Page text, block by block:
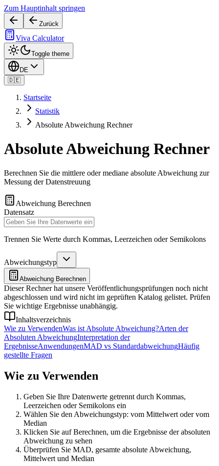
Zum Hauptinhalt springen
Zurück
Viva Calculator
Toggle theme
DE
🇩🇪
Startseite
Statistik
Absolute Abweichung Rechner
Absolute Abweichung Rechner
Berechnen Sie die mittlere oder mediane absolute Abweichung zur
Messung der Datenstreuung
Abweichung Berechnen
Datensatz
Trennen Sie Werte durch Kommas, Leerzeichen oder Semikolons
Abweichungstyp
Abweichung Berechnen
Dieser Rechner hat unsere Veröffentlichungsprüfungen noch nicht
abgeschlossen und wird nicht im geprüften Katalog gelistet. Prüfen
Sie wichtige Ergebnisse unabhängig.
Inhaltsverzeichnis
Wie zu VerwendenWas ist Absolute Abweichung?Arten der
Absoluten AbweichungInterpretation der
ErgebnisseAnwendungenMAD vs StandardabweichungHäufig
gestellte Fragen
Wie zu Verwenden
Geben Sie Ihre Datenwerte getrennt durch Kommas,
Leerzeichen oder Semikolons ein
Wählen Sie den Abweichungstyp: vom Mittelwert oder vom
Median
Klicken Sie auf Berechnen, um die Ergebnisse der absoluten
Abweichung zu sehen
Überprüfen Sie MAD, gesamte absolute Abweichung,
Mittelwert und Median